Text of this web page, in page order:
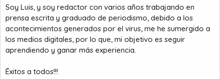
a
c
i
o
Soy Luis, y soy redactor con varios años trabajando en
prensa escrita y graduado de periodismo, debido a los
acontecimientos generados por el virus, me he sumergido a
los medios digitales, por lo que, mi objetivo es seguir
aprendiendo y ganar más experiencia.
Éxitos a todos!!!